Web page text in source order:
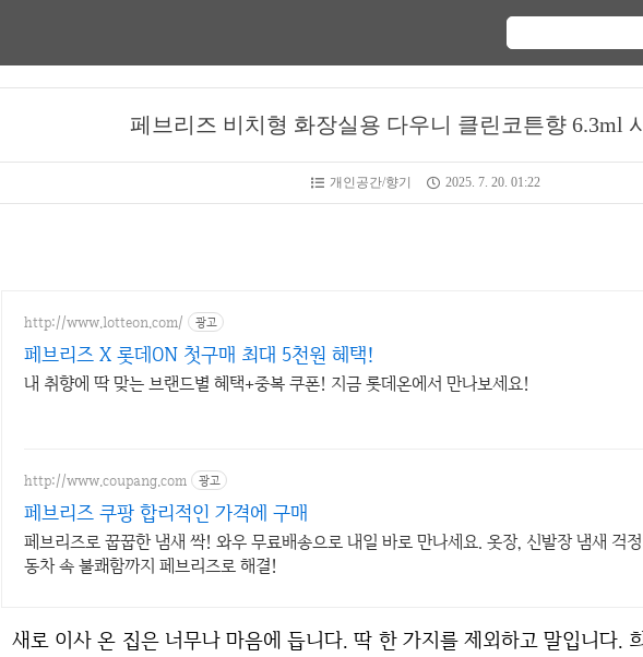
페브리즈 비치형 화장실용 다우니 클린코튼향 6.3ml
개인공간/향기 2025. 7. 20. 01:22
http://www.lotteon.com/ 광고
페브리즈 X 롯데ON 첫구매 최대 5천원 혜택!
내 취향에 딱 맞는 브랜드별 혜택+중복 쿠폰! 지금 롯데온에서 만나보세요!
http://www.coupang.com 광고
페브리즈 쿠팡 합리적인 가격에 구매
페브리즈로 꿉꿉한 냄새 싹! 와우 무료배송으로 내일 바로 만나세요. 옷장, 신발장 냄새 걱
동차 속 불쾌함까지 페브리즈로 해결!
새로 이사 온 집은 너무나 마음에 듭니다. 딱 한 가지를 제외하고 말입니다. 희한하게 화장실에서 그 특